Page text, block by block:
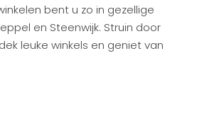
bent u zo in gezellige
en Steenwijk. Struin door
leuke winkels en geniet van